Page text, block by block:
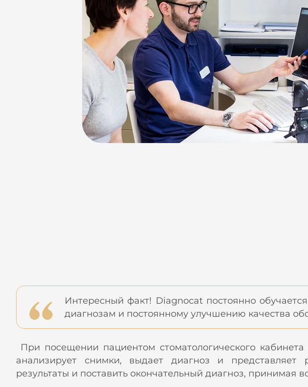
Интересный факт! Diagnocat постоянно
диагнозам и постоянному улучшению качества
При посещении пациентом стоматологического
анализирует снимки, выдает диагноз и представляет
результаты и поставить окончательный диагноз,